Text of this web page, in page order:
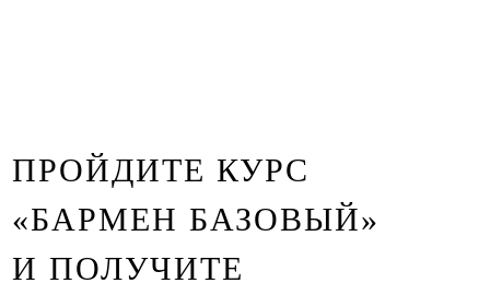
ПРОЙДИТЕ КУРС
«БАРМЕН БАЗОВЫЙ»
И ПОЛУЧИТЕ